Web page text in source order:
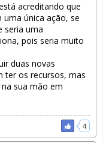
acreditando que
única ação, se
seria uma
pois seria muito
duas novas
ter os recursos, mas
sua mão em
4